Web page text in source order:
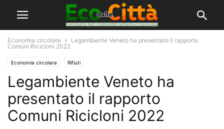
Economia circolare
Legambiente Veneto ha presentato il rapporto
Comuni Ricicloni 2022
Economia circolare Rifiuti
Legambiente Veneto ha
presentato il rapporto
Comuni Ricicloni 2022